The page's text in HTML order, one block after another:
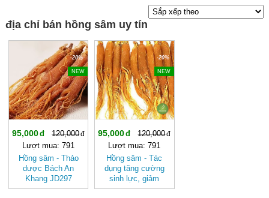
địa chỉ bán hồng sâm uy tín
-20%
NEW
95,000
120,000
Lượt mua: 791
Hồng sâm - Thảo
dược Bách An
Khang JD297
hongsam
-20%
NEW
95,000
120,000
Lượt mua: 791
Hồng sâm - Tác
dụng tăng cường
sinh lực, giảm
cholestoron, chống